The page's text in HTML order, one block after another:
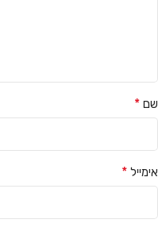
שם *
אימייל *